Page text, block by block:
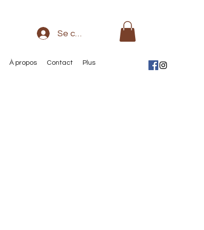
Se connecter
À propos Contact Plus